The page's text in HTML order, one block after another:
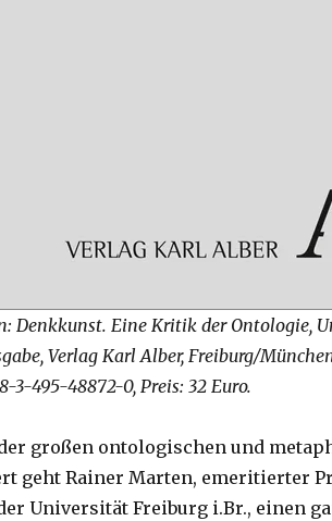
Denkkunst. Eine Kritik der Ontologie,
Verlag Karl Alber, Freiburg/München
3-495-48872-0, Preis: 32 Euro.
großen ontologischen und
geht Rainer Marten, emeritierter
Universität Freiburg i.Br., einen